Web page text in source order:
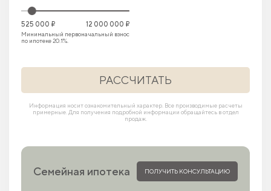
525 000 ₽
12 000 000 ₽
Минимальный первоначальный взнос
по ипотеке 20.1%.
РАССЧИТАТЬ
Информация носит ознакомительный характер. Все производимые расчеты
примерные. Для получения подробной информации обращайтесь в отдел
продаж.
Семейная ипотека ПОЛУЧИТЬ КОНСУЛЬТАЦИЮ